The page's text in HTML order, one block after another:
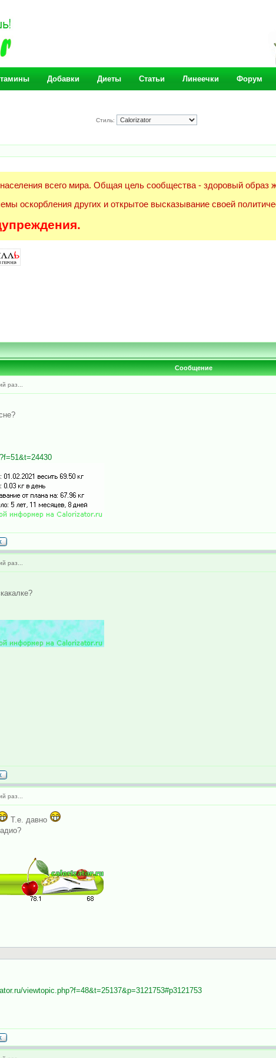
Добавки Диеты Статьи Линеечки Форум
Стиль:
всего мира. Общая цель сообщества - здоровый образ
оскорбления других и открытое высказывание своей
Сообщение
раз...
раз...
раз...
Т.е. давно
viewtopic.php?f=48&t=25137&p=3121753#p3121753